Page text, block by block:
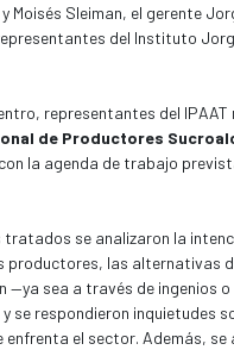
Moisés Sleiman, el gerente
del Instituto
representantes del IPAAT
de Productores
la agenda de trabajo
tratados se analizaron la
productores, las alternativas
—ya sea a través de ingenios o
se respondieron inquietudes
enfrenta el sector. Además, se